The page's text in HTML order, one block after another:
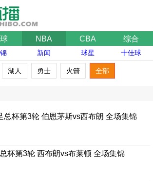
NBA CBA 综合
新闻 球星 十佳球
湖人 勇士 火箭 全部
总杯第3轮 伯恩茅斯vs西布朗 全场集锦
杯第3轮 西布朗vs布莱顿 全场集锦